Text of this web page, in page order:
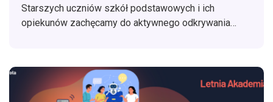
Starszych uczniów szkół podstawowych i ich
opiekunów zachęcamy do aktywnego odkrywania